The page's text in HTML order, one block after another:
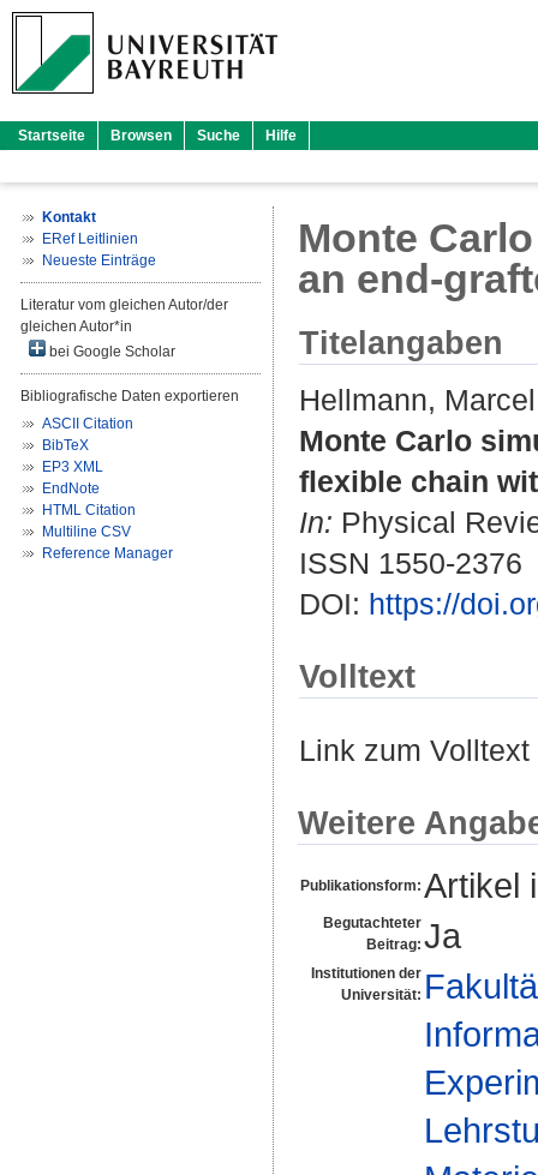
Startseite Browsen Suche Hilfe
Kontakt
ERef Leitlinien
Neueste Einträge
Literatur vom gleichen Autor/der
gleichen Autor*in
bei Google Scholar
Bibliografische Daten exportieren
ASCII Citation
BibTeX
EP3 XML
EndNote
HTML Citation
Multiline CSV
Reference Manager
Monte
an end-
Titelangaben
Hellmann, Marcel
Monte Carlo
flexible chain
In: Physical
ISSN 1550-2376
DOI: https://
Volltext
Link zum
Weitere
Publikationsform: Artikel
Begutachteter
Beitrag: Ja
Institutionen der
Universität: